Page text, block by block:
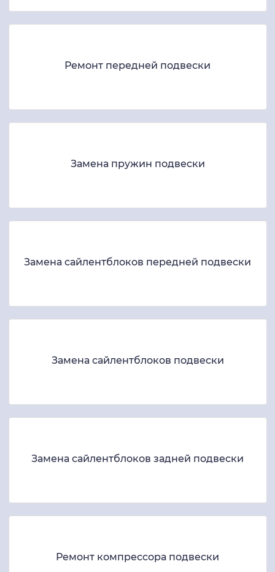
Ремонт передней подвески
Замена пружин подвески
Замена сайлентблоков передней подвески
Замена сайлентблоков подвески
Замена сайлентблоков задней подвески
Ремонт компрессора подвески